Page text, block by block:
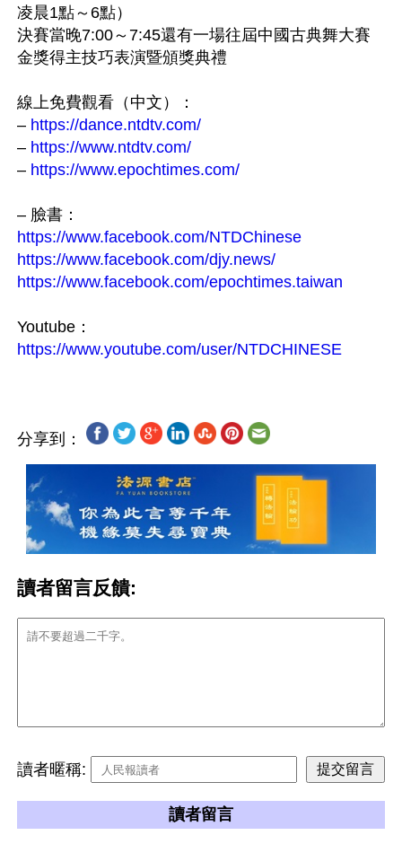
凌晨1點～6點）
決賽當晚7:00～7:45還有一場往屆中國古典舞大賽
金獎得主技巧表演暨頒獎典禮
線上免費觀看（中文）：
– https://dance.ntdtv.com/
– https://www.ntdtv.com/
– https://www.epochtimes.com/
https://www.facebook.com/NTDChinese
https://www.facebook.com/djy.news/
https://www.facebook.com/epochtimes.taiwan
https://www.youtube.com/user/NTDCHINESE
分享到：
讀者留言反饋:
讀者暱稱:
讀者留言